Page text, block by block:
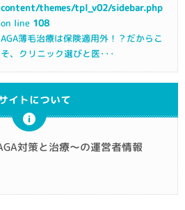
content/themes/tpl_v02/sidebar.php
on line 108
AGA薄毛治療は保険適用外！？だからこ
そ、クリニック選びと医･･･
イトについて
対策と治療～の運営者情報